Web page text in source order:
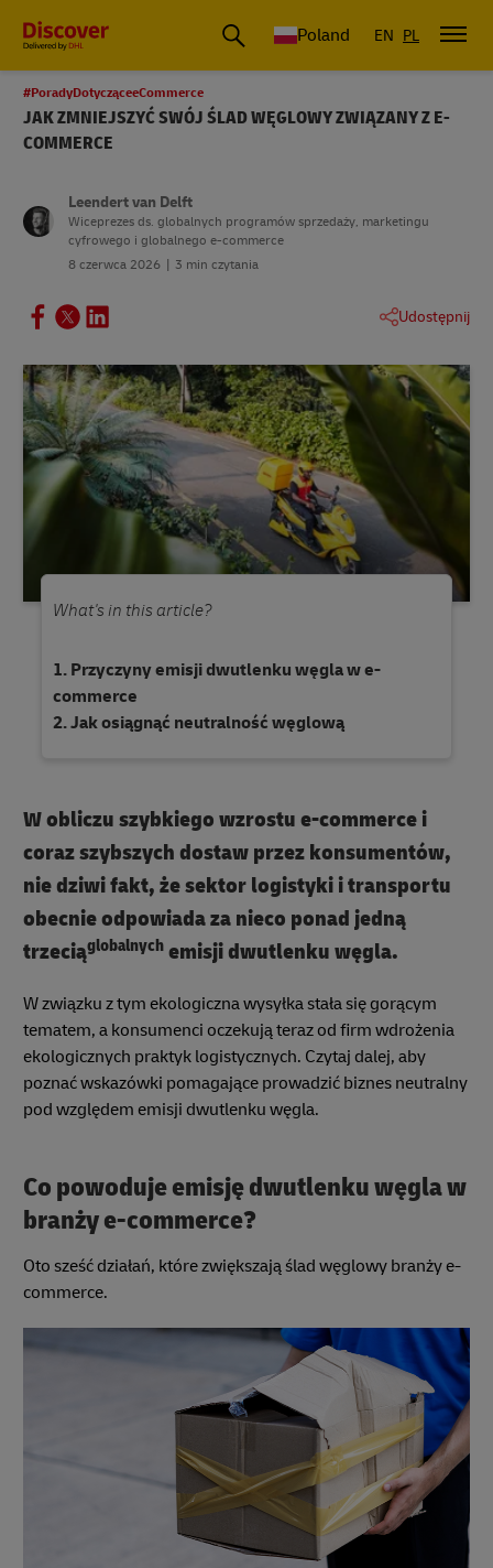
Poland EN PL
#PoradyDotycząceeCommerce
JAK ZMNIEJSZYĆ SWÓJ ŚLAD WĘGLOWY ZWIĄZANY Z E-
COMMERCE
Leendert van Delft
Wiceprezes ds. globalnych programów sprzedaży, marketingu
cyfrowego i globalnego e-commerce
8 czerwca 2026
3 min czytania
Udostępnij
What's in this article?
Przyczyny emisji dwutlenku węgla w e-
commerce
Jak osiągnąć neutralność węglową
W obliczu szybkiego wzrostu e-commerce i
coraz szybszych dostaw przez konsumentów,
nie dziwi fakt, że sektor logistyki i transportu
obecnie odpowiada za nieco ponad jedną
trzeciąglobalnych emisji dwutlenku węgla.
W związku z tym ekologiczna wysyłka stała się gorącym
tematem, a konsumenci oczekują teraz od firm wdrożenia
ekologicznych praktyk logistycznych. Czytaj dalej, aby
poznać wskazówki pomagające prowadzić biznes neutralny
pod względem emisji dwutlenku węgla.
Co powoduje emisję dwutlenku węgla w
branży e-commerce?
Oto sześć działań, które zwiększają ślad węglowy branży e-
commerce.